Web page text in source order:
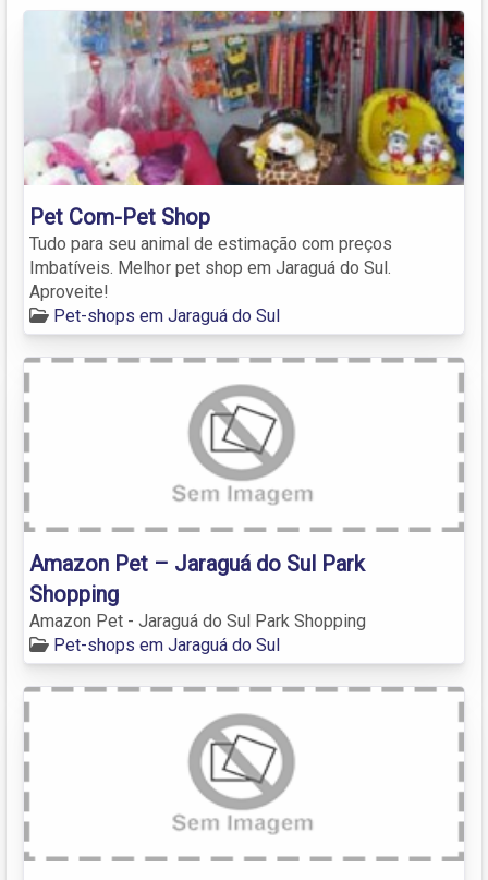
Pet Com-Pet Shop
Tudo para seu animal de estimação com preços
Imbatíveis. Melhor pet shop em Jaraguá do Sul.
Aproveite!
Pet-shops em Jaraguá do Sul
Amazon Pet – Jaraguá do Sul Park
Shopping
Amazon Pet - Jaraguá do Sul Park Shopping
Pet-shops em Jaraguá do Sul